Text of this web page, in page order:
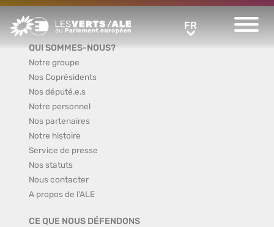
Greens/EFA Home FR
QUI SOMMES-NOUS?
Notre groupe
Nos Coprésidents
Nos député.e.s
Notre personnel
Nos partenaires
Notre histoire
Service de presse
Nos statuts
Nous contacter
A propos de l'ALE
CE QUE NOUS DÉFENDONS